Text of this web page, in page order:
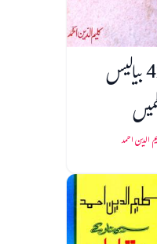
42 بیالیس
الدین احمد